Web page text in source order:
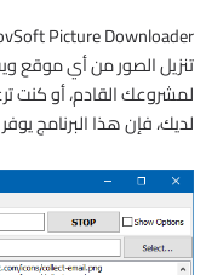
تنزيل الصور من أي موقع
لمشروعك القادم، أو كنت
لديك، فإن هذا البرنامج